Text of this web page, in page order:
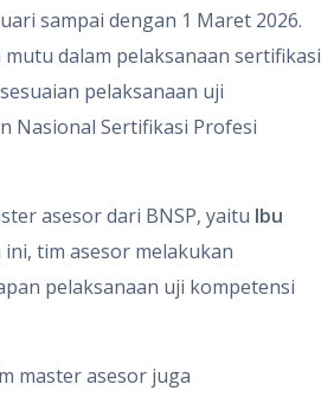
sampai dengan 1 Maret 2026.
dalam pelaksanaan sertifikasi
pelaksanaan uji
Nasional Sertifikasi Profesi
asesor dari BNSP, yaitu Ibu
tim asesor melakukan
pelaksanaan uji kompetensi
master asesor juga